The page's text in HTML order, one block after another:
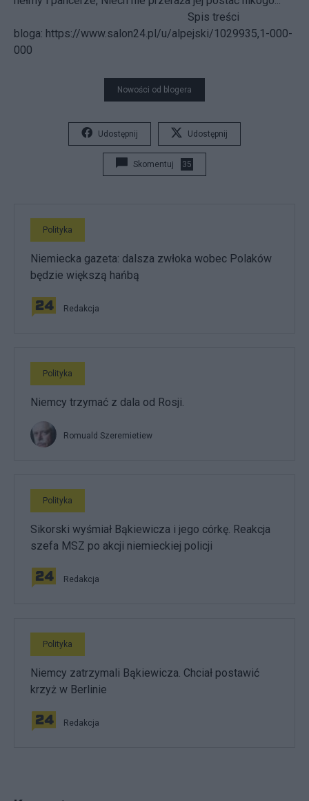
Spis treści
bloga: https://www.salon24.pl/u/alpejski/1029935,1-000-
000
Nowości od blogera
Udostępnij Udostępnij
Skomentuj 35
Polityka
Niemiecka gazeta: dalsza zwłoka wobec Polaków
będzie większą hańbą
Redakcja
Polityka
Niemcy trzymać z dala od Rosji.
Romuald Szeremietiew
Polityka
Sikorski wyśmiał Bąkiewicza i jego córkę. Reakcja
szefa MSZ po akcji niemieckiej policji
Redakcja
Polityka
Niemcy zatrzymali Bąkiewicza. Chciał postawić
krzyż w Berlinie
Redakcja